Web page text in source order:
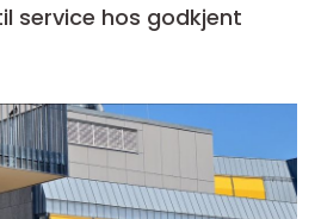
service hos godkjent